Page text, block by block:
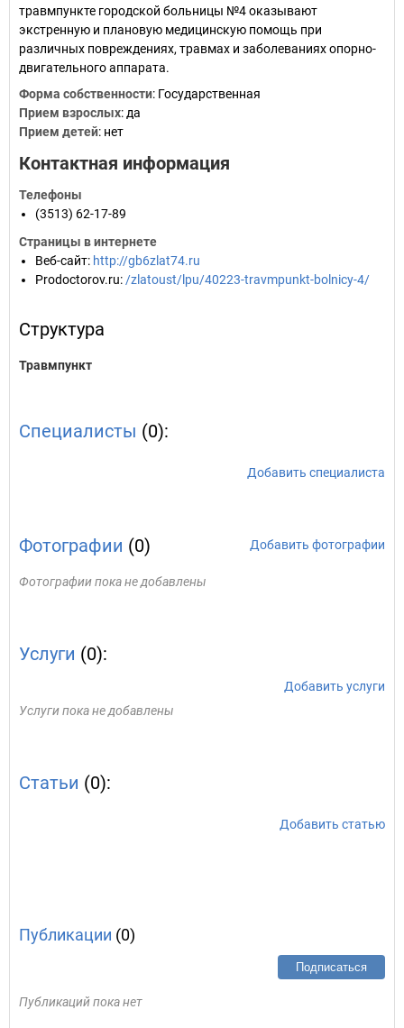
травмпункте городской больницы №4 оказывают
экстренную и плановую медицинскую помощь при
различных повреждениях, травмах и заболеваниях опорно-
двигательного аппарата.
Форма собственности: Государственная
Прием взрослых: да
Прием детей: нет
Контактная информация
Телефоны
(3513) 62-17-89
Страницы в интернете
Веб-сайт: http://gb6zlat74.ru
Prodoctorov.ru: /zlatoust/lpu/40223-travmpunkt-bolnicy-4/
Структура
Травмпункт
Специалисты (0):
Добавить специалиста
Фотографии (0) Добавить фотографии
Фотографии пока не добавлены
Услуги (0):
Добавить услуги
Услуги пока не добавлены
Статьи (0):
Добавить статью
Публикации (0)
Подписаться
Публикаций пока нет